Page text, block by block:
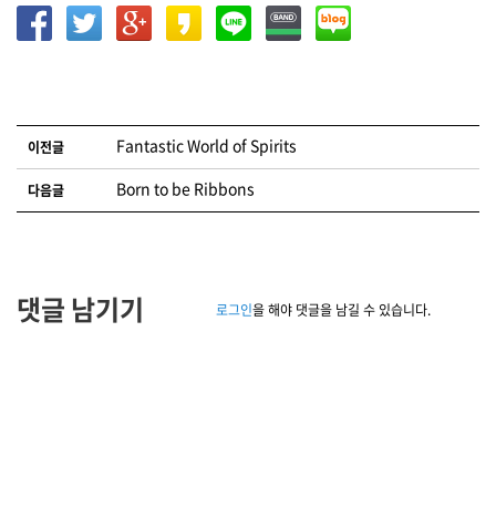
글 네비게이션
이전글 Fantastic World of Spirits
다음글 Born to be Ribbons
댓글 남기기 로그인을 해야 댓글을 남길 수 있습니다.